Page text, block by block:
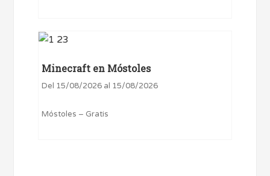
Minecraft en Móstoles
Del 15/08/2026 al 15/08/2026
Móstoles – Gratis